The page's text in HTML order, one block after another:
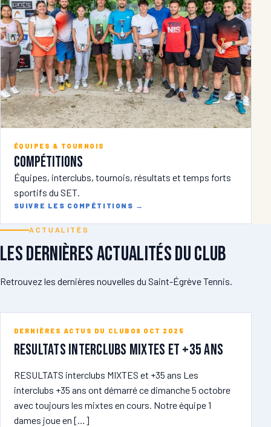
ÉQUIPES & TOURNOIS
Compétitions
Équipes, interclubs, tournois, résultats et temps forts
sportifs du SET.
SUIVRE LES COMPÉTITIONS →
ACTUALITÉS
Les dernières actualités du club
Retrouvez les dernières nouvelles du Saint-Égrève Tennis.
DERNIÈRES ACTUS DU CLUB 09 OCT 2025
RESULTATS Interclubs MIXTES et +35 ans
RESULTATS interclubs MIXTES et +35 ans Les
interclubs +35 ans ont démarré ce dimanche 5 octobre
avec toujours les mixtes en cours. Notre équipe 1
dames joue en […]